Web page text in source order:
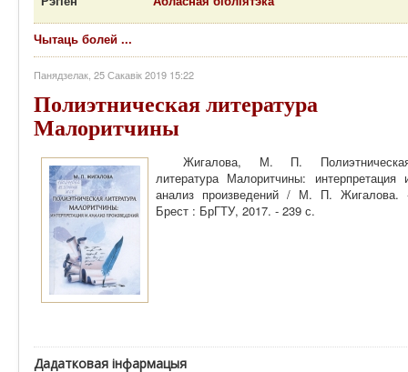
Чытаць болей ...
Панядзелак, 25 Сакавік 2019 15:22
Полиэтническая литература
Малоритчины
Жигалова, М. П.
литература Малоритчины: интерпретация
анализ произведений / М. П. Жигалова.
Брест : БрГТУ, 2017. - 239 с.
Дадатковая інфармацыя